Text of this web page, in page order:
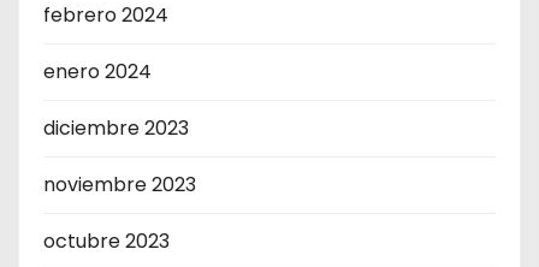
febrero 2024
enero 2024
diciembre 2023
noviembre 2023
octubre 2023